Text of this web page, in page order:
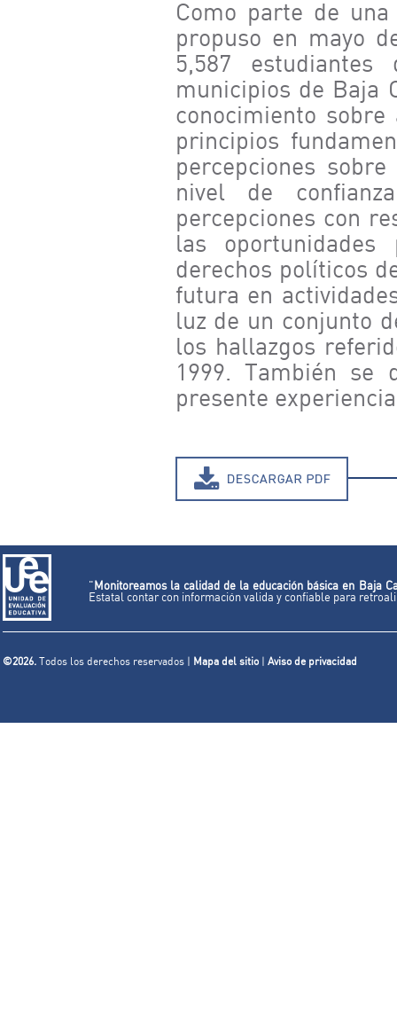
Como parte de
propuso en mayo
5,587
municipios de Baja
conocimiento
principios
percepciones
nivel de
percepciones con
las
derechos políticos
futura en
luz de un conjunto
los hallazgos
1999. También se
presente
" Monitoreamos la calidad de la educación básica en Baja
Estatal contar con información valida y confiable para
©2026.Todos los derechos reservados | Mapa del sitio| Aviso de privacidad